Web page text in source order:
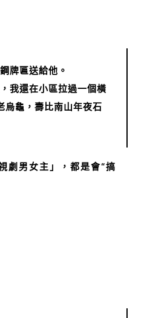
牌匾送給他。
我還在小區拉過一個橫
烏龜，壽比南山年夜石
劇男女主」，都是會“搞